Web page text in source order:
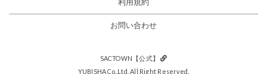
利用規約
お問い合わせ
SACTOWN【公式】
YUBISHA Co.,Ltd. All Right Reserved.